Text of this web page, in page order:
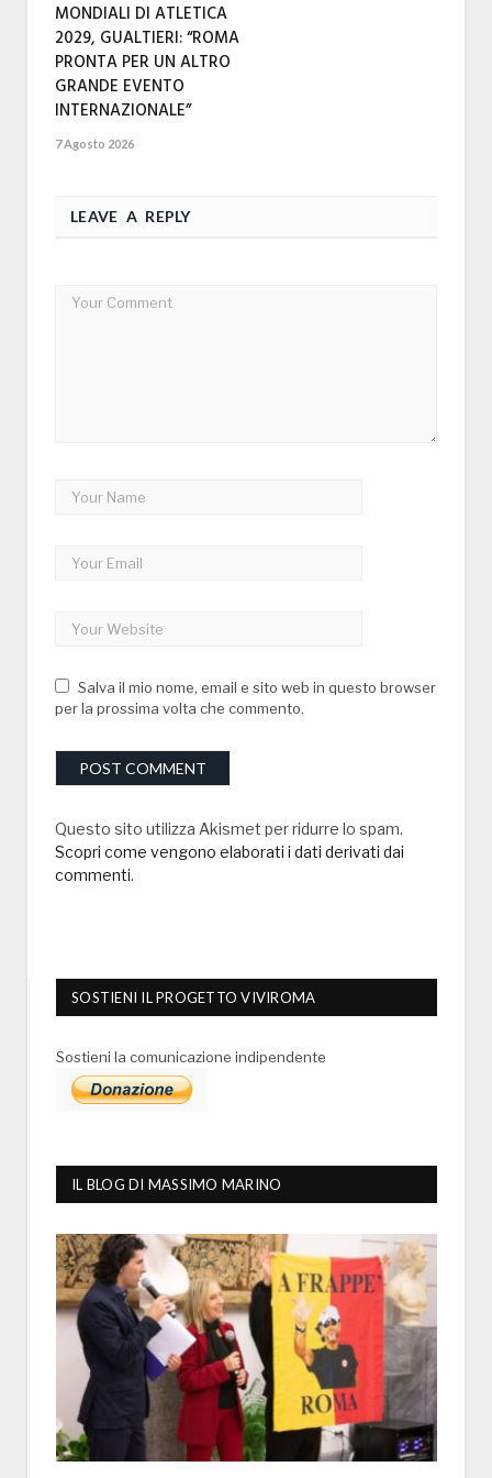
MONDIALI DI ATLETICA
2029, GUALTIERI: “ROMA
PRONTA PER UN ALTRO
GRANDE EVENTO
INTERNAZIONALE”
7 Agosto 2026
LEAVE A REPLY
Salva il mio nome, email e sito web in questo browser
per la prossima volta che commento.
Questo sito utilizza Akismet per ridurre lo spam.
Scopri come vengono elaborati i dati derivati dai
commenti.
SOSTIENI IL PROGETTO VIVIROMA
Sostieni la comunicazione indipendente
IL BLOG DI MASSIMO MARINO